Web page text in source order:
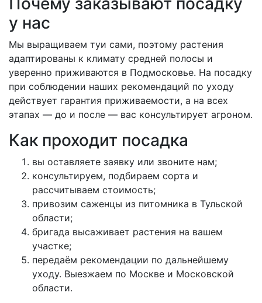
у нас
Мы выращиваем туи сами, поэтому растения
адаптированы к климату средней полосы и
уверенно приживаются в Подмосковье. На посадку
при соблюдении наших рекомендаций по уходу
действует гарантия приживаемости, а на всех
этапах — до и после — вас консультирует агроном.
Как проходит посадка
вы оставляете заявку или звоните нам;
консультируем, подбираем сорта и
рассчитываем стоимость;
привозим саженцы из питомника в Тульской
области;
бригада высаживает растения на вашем
участке;
передаём рекомендации по дальнейшему
уходу. Выезжаем по Москве и Московской
области.